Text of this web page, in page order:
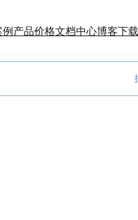
产品价格文档中心博客下载